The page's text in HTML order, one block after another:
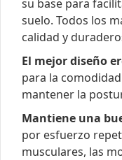
su base para
suelo. Todos los
calidad y
El mejor diseño
para la
mantener la
Mantiene una
por esfuerzo
musculares, las